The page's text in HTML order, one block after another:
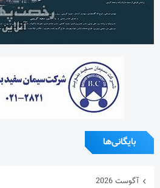
بایگانی‌ها
آگوست 2026